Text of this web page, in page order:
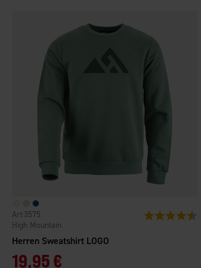
Herren Sweatshirt LOGO
High Mountain
3575
19,95 €
Bewertung: